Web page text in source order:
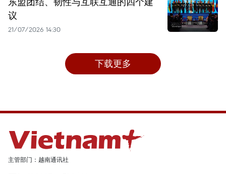
议
21/07/2026 14:30
下载更多
主管部门：越南通讯社